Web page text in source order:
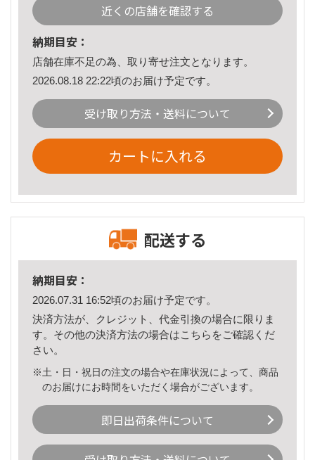
近くの店舗を確認する
納期目安：
店舗在庫不足の為、取り寄せ注文となります。
2026.08.18 22:22頃のお届け予定です。
受け取り方法・送料について
カートに入れる
配送する
納期目安：
2026.07.31 16:52頃のお届け予定です。
決済方法が、クレジット、代金引換の場合に限りま
す。その他の決済方法の場合はこちら をご確認くだ
さい。
※土・日・祝日の注文の場合や在庫状況によって、商品
のお届けにお時間をいただく場合がございます。
即日出荷条件について